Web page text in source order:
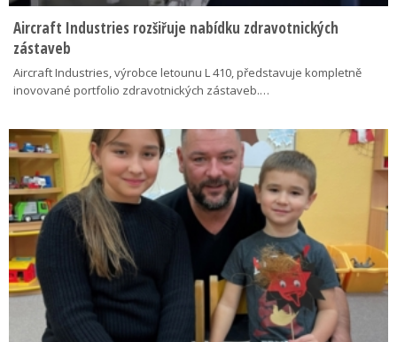
Aircraft Industries rozšiřuje nabídku zdravotnických
zástaveb
Aircraft Industries, výrobce letounu L 410, představuje kompletně
inovované portfolio zdravotnických zástaveb.…